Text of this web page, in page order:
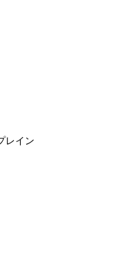
レイン